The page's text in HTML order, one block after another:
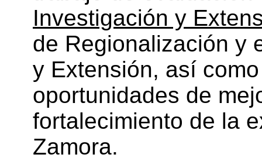
Investigación y
de Regionalización y
y Extensión, así
oportunidades de
fortalecimiento de la
Zamora.